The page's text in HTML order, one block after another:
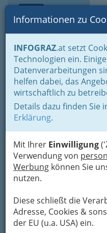
Informationen zu
INFOGRAZ.at setzt
Technologien ein.
Datenverarbeitungen
helfen dabei, das
wirtschaftlich zu
Details dazu finden Sie
Erklärung.
Mit Ihrer Einwilligung
Verwendung von
Werbung können Sie
nutzen.
Diese schließt die
Adresse, Cookies &
der EU (u.a. USA) ein.
Home Gastronomie
Locations mieten - Lokale &
Gaststätten, Gasthäuser
Wolfgang
Express
Großmarktstraße 10,
+43 316 273 747 - 4
Karte
Adresse mit Google